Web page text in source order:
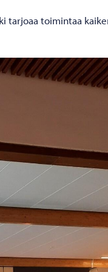
tarjoaa toimintaa